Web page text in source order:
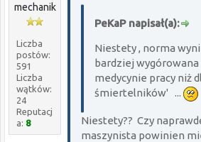
mechanik
Liczba
postów:
591
Liczba
wątków:
24
Reputacj
a: 8
PeKaP napisał(a):
Niestety , norma
bardziej
medycynie pracy niż
śmiertelników' ...
Niestety?? Czy
maszynista powinien